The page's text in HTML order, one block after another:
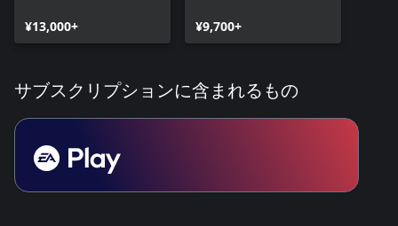
X|S
¥13,000+
¥9,700+
サブスクリプションに含まれるもの